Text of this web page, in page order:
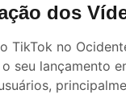
dos
TikTok no
seu lançamento